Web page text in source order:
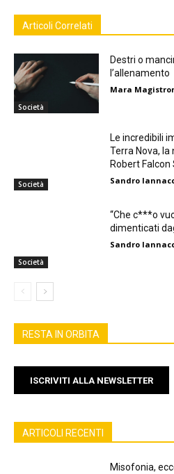
Articoli Correlati
Società
Destri o
l’allenamento
Mara
Società
Le incredibili
Terra Nova,
Robert Falcon
Sandro
Società
“Che c***o
dimenticati
Sandro
RESTA IN ORBITA
ISCRIVITI ALLA NEWSLETTER
ARTICOLI RECENTI
Misofonia,